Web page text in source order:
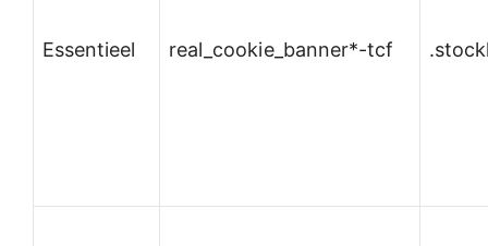
Essentieel real_cookie_banner*-tcf